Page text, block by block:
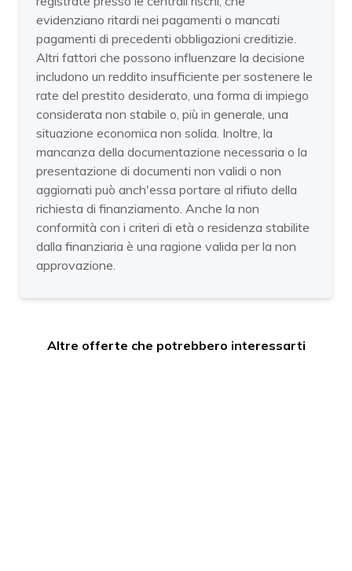
evidenziano ritardi nei pagamenti o mancati
pagamenti di precedenti obbligazioni creditizie.
Altri fattori che possono influenzare la decisione
includono un reddito insufficiente per sostenere le
rate del prestito desiderato, una forma di impiego
considerata non stabile o, più in generale, una
situazione economica non solida. Inoltre, la
mancanza della documentazione necessaria o la
presentazione di documenti non validi o non
aggiornati può anch'essa portare al rifiuto della
richiesta di finanziamento. Anche la non
conformità con i criteri di età o residenza stabilite
dalla finanziaria è una ragione valida per la non
approvazione.
Altre offerte che potrebbero interessarti